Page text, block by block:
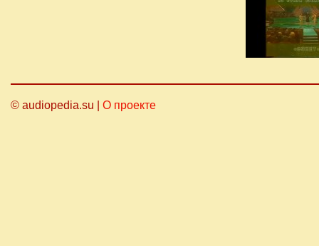
© audiopedia.su | О проекте